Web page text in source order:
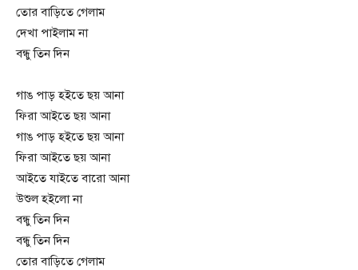
তোর বাড়িতে গেলাম
দেখা পাইলাম না
বন্ধু তিন দিন
গাঙ পাড় হইতে ছয় আনা
ফিরা আইতে ছয় আনা
গাঙ পাড় হইতে ছয় আনা
ফিরা আইতে ছয় আনা
আইতে যাইতে বারো আনা
উশুল হইলো না
বন্ধু তিন দিন
বন্ধু তিন দিন
তোর বাড়িতে গেলাম